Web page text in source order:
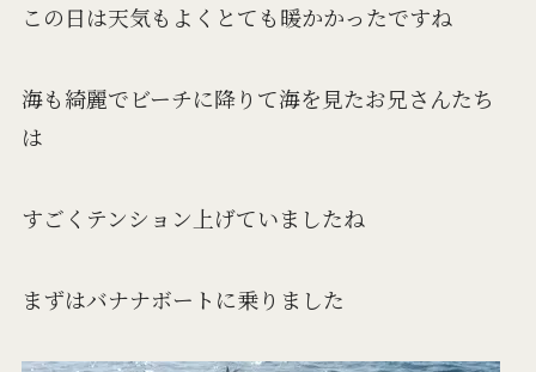
この日は天気もよくとても暖かかったですね
海も綺麗でビーチに降りて海を見たお兄さんたち
は
すごくテンション上げていましたね
まずはバナナボートに乗りました